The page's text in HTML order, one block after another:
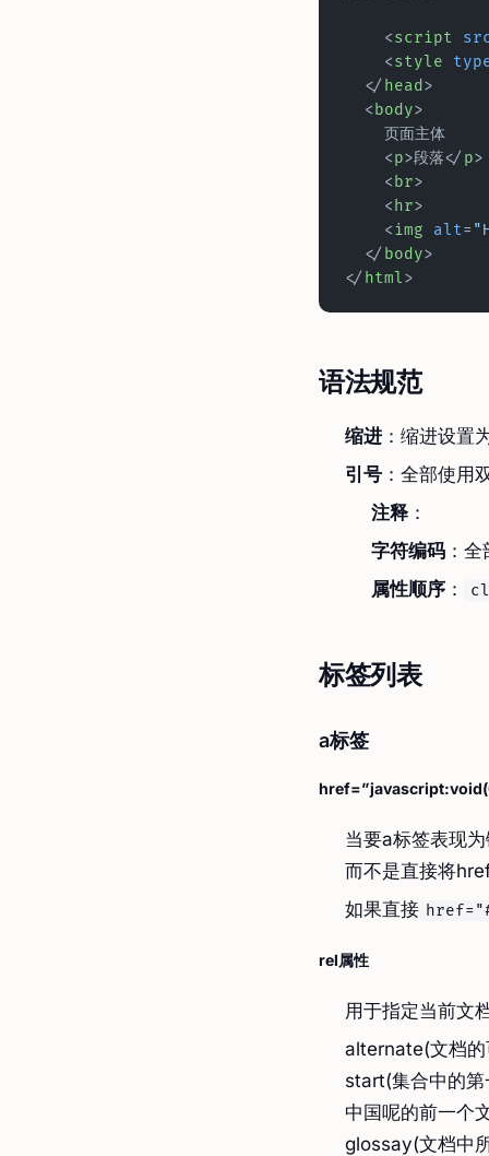
    <
script
    <
style
  </
head >
  <
body>
    页面主体
    <
p>段落</ p
    <
br
    <
hr
    <
img alt=
  </
body>
</ html>
语法规范
缩进 ：缩进设置
引号 ：全部使用
注释 ：
字符编码 ：
属性顺序 ：
标签列表
a标签
当要a标签表现
而不是直接将
如果直接
rel属性
用于指定当前文
alternate(文档
start(集合中的
中国呢的前一个
glossay(文档中